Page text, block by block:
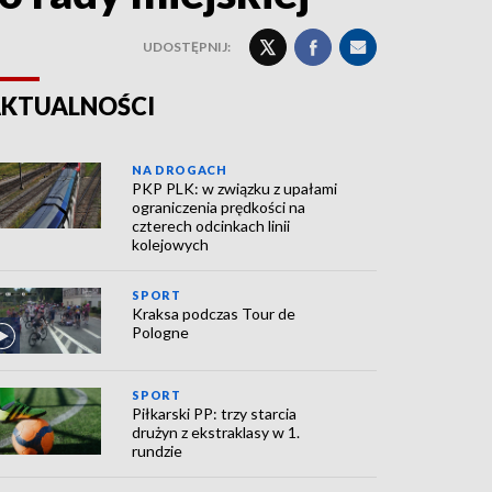
UDOSTĘPNIJ:
NA DROGACH
PKP PLK: w związku z upałami
ograniczenia prędkości na
czterech odcinkach linii
kolejowych
SPORT
Kraksa podczas Tour de
Pologne
SPORT
Piłkarski PP: trzy starcia
drużyn z ekstraklasy w 1.
rundzie